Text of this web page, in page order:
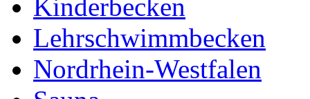
Kinderbecken
Lehrschwimmbecken
Nordrhein-Westfalen